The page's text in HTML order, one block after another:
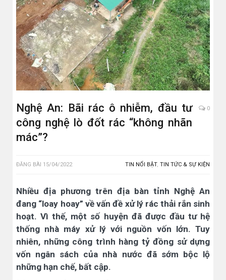
Nghệ An: Bãi rác ô nhiễm, đầu tư
công nghệ lò đốt rác “không nhãn
mác”?
0
ĐĂNG BÀI 15/04/2022 TIN NỔI BẬT, TIN TỨC & SỰ KIỆN
Nhiều địa phương trên địa bàn tỉnh Nghệ An
đang “loay hoay” về vấn đề xử lý rác thải rắn sinh
hoạt. Vì thế, một số huyện đã được đầu tư hệ
thống nhà máy xử lý với nguồn vốn lớn. Tuy
nhiên, những công trình hàng tỷ đồng sử dựng
vốn ngân sách của nhà nước đã sớm bộc lộ
những hạn chế, bất cập.